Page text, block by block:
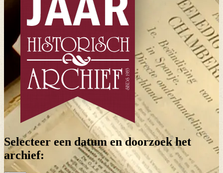
Selecteer een datum en doorzoek het
archief: